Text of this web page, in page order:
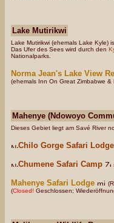
Lake Mutirikwi
Lake Mutirikwi (ehemals Lake Kyle)
Das Ufer des Sees wird durch den
Nationalparks.
Norma Jean's Lake View
(ehemals Inn On Great Zimbabwe &
Mahenye (Ndowoyo
Dieses Gebiet liegt am Savé River
Chilo Gorge Safari Lodge
Chumene Safari Camp
Mahenye Safari Lodge
(Closed! Geschlossen;